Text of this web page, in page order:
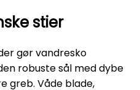
stier
gør vandresko
robuste sål med dybe
greb. Våde blade,